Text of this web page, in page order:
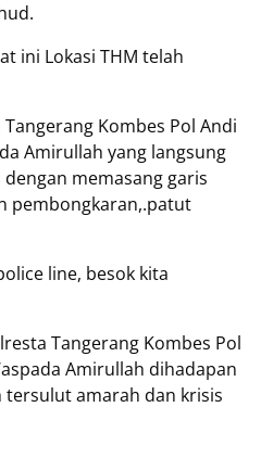
ini Lokasi THM telah
Kombes Pol Andi
Amirullah yang langsung
memasang garis
pembongkaran,.patut
line, besok kita
Tangerang Kombes Pol
Amirullah dihadapan
tersulut amarah dan krisis